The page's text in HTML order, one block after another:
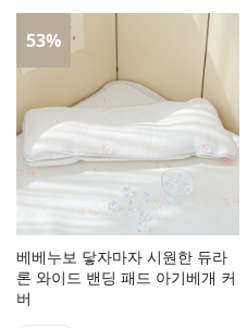
53%
베베누보 닿자마자 시원한 듀라
론 와이드 밴딩 패드 아기베개 커
버